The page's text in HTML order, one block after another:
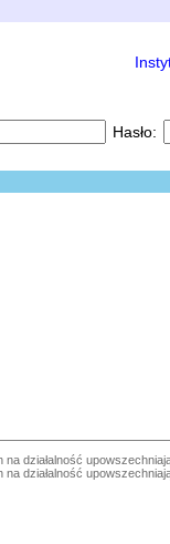
Hasło:
działalność
działalność